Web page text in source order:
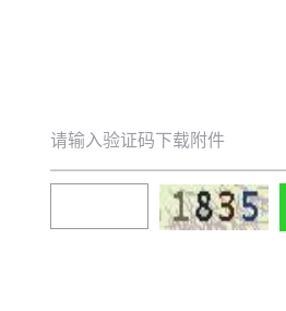
请输入验证码下载附件